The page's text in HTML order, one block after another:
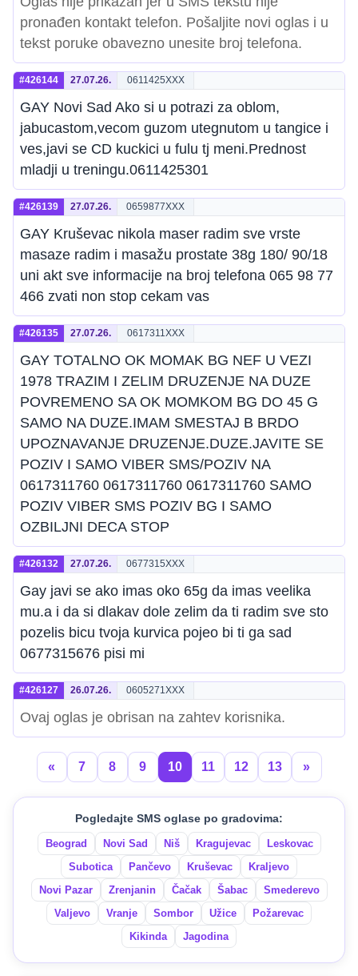
pronađen kontakt telefon. Pošaljite novi oglas i u
tekst poruke obavezno unesite broj telefona.
#426144 27.07.26. 0611425XXX
GAY Novi Sad Ako si u potrazi za oblom,
jabucastom,vecom guzom utegnutom u tangice i
ves,javi se CD kuckici u fulu tj meni.Prednost
mladji u treningu.0611425301
#426139 27.07.26. 0659877XXX
GAY Kruševac nikola maser radim sve vrste
masaze radim i masažu prostate 38g 180/ 90/18
uni akt sve informacije na broj telefona 065 98 77
466 zvati non stop cekam vas
#426135 27.07.26. 0617311XXX
GAY TOTALNO OK MOMAK BG NEF U VEZI
1978 TRAZIM I ZELIM DRUZENJE NA DUZE
POVREMENO SA OK MOMKOM BG DO 45 G
SAMO NA DUZE.IMAM SMESTAJ B BRDO
UPOZNAVANJE DRUZENJE.DUZE.JAVITE SE
POZIV I SAMO VIBER SMS/POZIV NA
0617311760 0617311760 0617311760 SAMO
POZIV VIBER SMS POZIV BG I SAMO
OZBILJNI DECA STOP
#426132 27.07.26. 0677315XXX
Gay javi se ako imas oko 65g da imas veelika
mu.a i da si dlakav dole zelim da ti radim sve sto
pozelis bicu tvoja kurvica pojeo bi ti ga sad
0677315676 pisi mi
#426127 26.07.26. 0605271XXX
Ovaj oglas je obrisan na zahtev korisnika.
« 7 8 9 10 11 12 13 »
Pogledajte SMS oglase po gradovima:
Beograd Novi Sad Niš Kragujevac
Leskovac
Subotica
Pančevo Kruševac
Kraljevo
Novi Pazar
Zrenjanin Čačak Šabac
Smederevo
Valjevo
Vranje Sombor Užice
Požarevac
Kikinda
Jagodina